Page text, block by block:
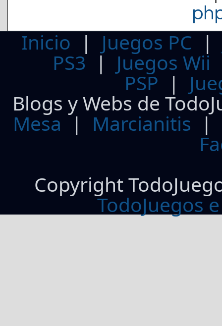
Inicio | Juegos PC
PS3| Juegos Wii
PSP |
Blogs y Webs de
Mesa | Marcianitis |
Copyright
TodoJuegos